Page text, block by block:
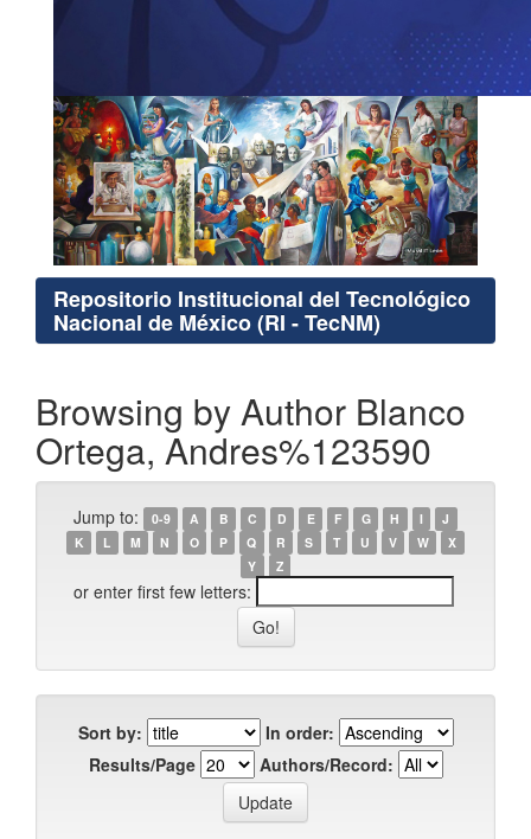
Repositorio Institucional del Tecnológico
Nacional de México (RI - TecNM)
Browsing by Author Blanco
Ortega, Andres%123590
Jump to: 0-9 A B C D E F G H I
J
K
L M N O P Q R S T U V W
X
Y
Z
or enter first few letters:
Sort by:
In order:
Results/Page
Authors/Record: